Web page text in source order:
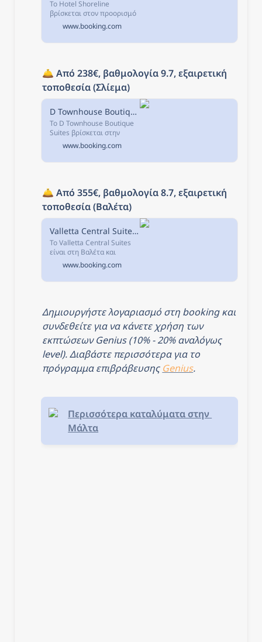
Το Hotel Shoreline
βρίσκεται στον προορισμό
Άγιος Ιουλιανός, στην
παραλία, και διαθέτει
βεράντα και δωρεάν WiFi.
www.booking.com
🛎️ Από 238€, βαθμολογία 9.7, εξαιρετική
τοποθεσία (Σλίεμα)
D Townhouse Boutique Suites, Σλιέμα, Μάλτα
Το D Townhouse Boutique
Suites βρίσκεται στην
καρδιά της Σλιέμα, σε
μικρή απόσταση από
διάφορα σημεία
και...
www.booking.com
🛎️ Από 355€, βαθμολογία 8.7, εξαιρετική
τοποθεσία (Βαλέτα)
Valletta Central Suites, Βαλέτα, Μάλτα
Το Valletta Central Suites
είναι στη Βαλέτα και
απέχει 2,7 χλμ από το
σημείο ενδιαφέροντος
Παραλία Qui-Si-Sana και
www.booking.com
Δημιουργήστε λογαριασμό στη booking και
συνδεθείτε για να κάνετε χρήση των
εκπτώσεων Genius (10% - 20% αναλόγως
level). Διαβάστε περισσότερα για το
πρόγραμμα επιβράβευσης Genius.
Περισσότερα καταλύματα στην
Μάλτα